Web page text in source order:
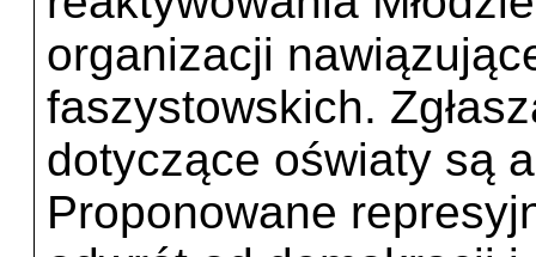
organizacji
faszystowskich.
dotyczące oświaty są
Proponowane